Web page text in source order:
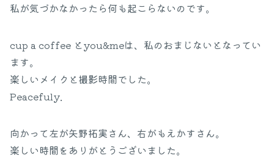
私が気づかなかったら何も起こらないのです。
cup a coffee とyou&meは、私のおまじないとなってい
ます。
楽しいメイクと撮影時間でした。
Peacefuly.
向かって左が矢野拓実さん、右がもえかすさん。
楽しい時間をありがとうございました。